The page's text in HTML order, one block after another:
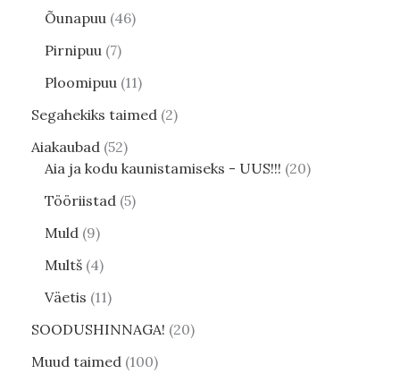
Õunapuu 46
Pirnipuu 7
Ploomipuu 11
Segahekiks taimed 2
Aiakaubad 52
Aia ja kodu kaunistamiseks - UUS!!! 20
Tööriistad 5
Muld 9
Multš 4
Väetis 11
SOODUSHINNAGA! 20
Muud taimed 100